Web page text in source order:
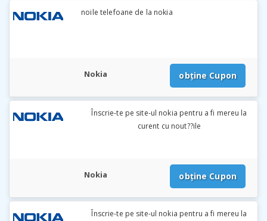
noile telefoane de la nokia
Nokia obține Cupon
Înscrie-te pe site-ul nokia pentru a fi mereu la
curent cu nout??ile
Nokia obține Cupon
Înscrie-te pe site-ul nokia pentru a fi mereu la